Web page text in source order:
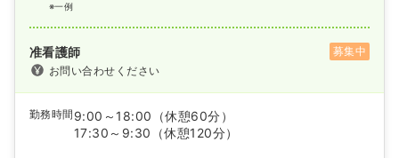
※一例
准看護師
募集中
お問い合わせください
勤務時間 9:00～18:00
（休憩60分）
17:30～9:30
（休憩120分）